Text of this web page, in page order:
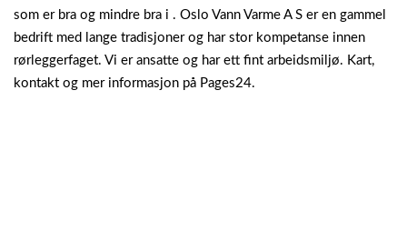
som er bra og mindre bra i . Oslo Vann Varme A S er en gammel
bedrift med lange tradisjoner og har stor kompetanse innen
rørleggerfaget. Vi er ansatte og har ett fint arbeidsmiljø. Kart,
kontakt og mer informasjon på Pages24.